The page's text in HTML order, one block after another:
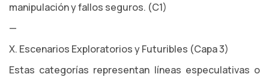
manipulación y fallos seguros. (C1)
—
X. Escenarios Exploratorios y Futuribles (Capa 3)
Estas categorías representan líneas especulativas o